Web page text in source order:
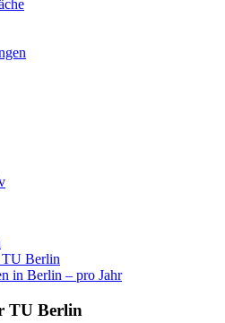
TU Berlin
in Berlin – pro Jahr
TU Berlin